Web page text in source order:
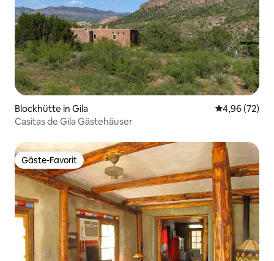
Blockhütte in Gila
4,96 (72)
Casitas de Gila Gästehäuser
Gäste-Favorit
Gäste-Favorit